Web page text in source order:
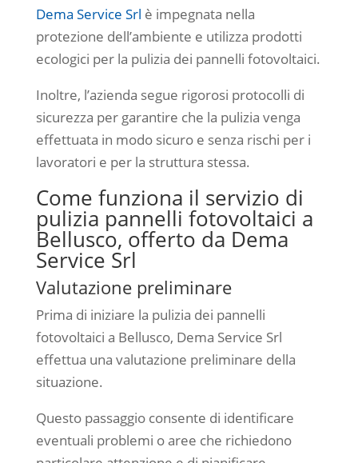
Dema Service Srl è impegnata nella
protezione dell’ambiente e utilizza prodotti
ecologici per la pulizia dei pannelli fotovoltaici.
Inoltre, l’azienda segue rigorosi protocolli di
sicurezza per garantire che la pulizia venga
effettuata in modo sicuro e senza rischi per i
lavoratori e per la struttura stessa.
Come funziona il servizio di
pulizia pannelli fotovoltaici a
Bellusco, offerto da Dema
Service Srl
Valutazione preliminare
Prima di iniziare la pulizia dei pannelli
fotovoltaici a Bellusco, Dema Service Srl
effettua una valutazione preliminare della
situazione.
Questo passaggio consente di identificare
eventuali problemi o aree che richiedono